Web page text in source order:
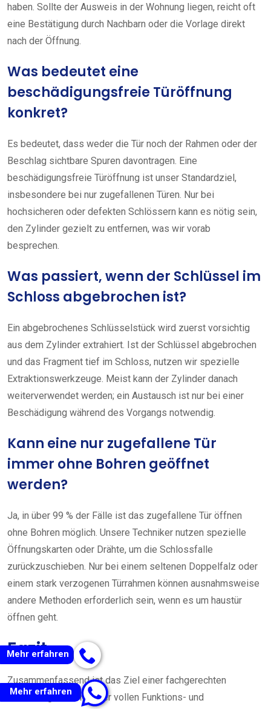
haben. Sollte der Ausweis in der Wohnung liegen, reicht oft
eine Bestätigung durch Nachbarn oder die Vorlage direkt
nach der Öffnung.
Was bedeutet eine
beschädigungsfreie Türöffnung
konkret?
Es bedeutet, dass weder die Tür noch der Rahmen oder der
Beschlag sichtbare Spuren davontragen. Eine
beschädigungsfreie Türöffnung ist unser Standardziel,
insbesondere bei nur zugefallenen Türen. Nur bei
hochsicheren oder defekten Schlössern kann es nötig sein,
den Zylinder gezielt zu entfernen, was wir vorab
besprechen.
Was passiert, wenn der Schlüssel im
Schloss abgebrochen ist?
Ein abgebrochenes Schlüsselstück wird zuerst vorsichtig
aus dem Zylinder extrahiert. Ist der Schlüssel abgebrochen
und das Fragment tief im Schloss, nutzen wir spezielle
Extraktionswerkzeuge. Meist kann der Zylinder danach
weiterverwendet werden; ein Austausch ist nur bei einer
Beschädigung während des Vorgangs notwendig.
Kann eine nur zugefallene Tür
immer ohne Bohren geöffnet
werden?
Ja, in über 99 % der Fälle ist das zugefallene Tür öffnen
ohne Bohren möglich. Unsere Techniker nutzen spezielle
Öffnungskarten oder Drähte, um die Schlossfalle
zurückzuschieben. Nur bei einem seltenen Doppelfalz oder
einem stark verzogenen Türrahmen können ausnahmsweise
andere Methoden erforderlich sein, wenn es um haustür
öffnen geht.
Fazit
Zusammenfassend ist das Ziel einer fachgerechten
Türöffnung der Erhalt der vollen Funktions- und
Mehr erfahren
Mehr erfahren